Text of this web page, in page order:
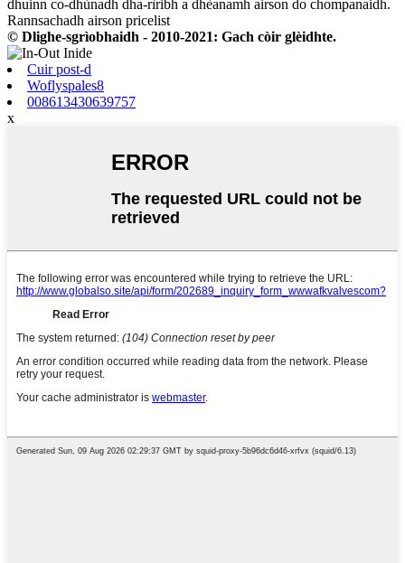
dhuinn co-dhùnadh dha-rìribh a dhèanamh airson do chompanaidh.
Rannsachadh airson pricelist
© Dlighe-sgrìobhaidh - 2010-2021: Gach còir glèidhte.
Cuir post-d
Woflyspales8
008613430639757
x